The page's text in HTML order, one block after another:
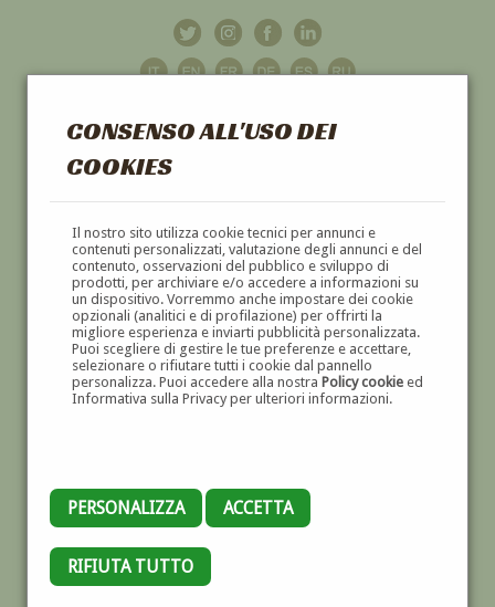
CONSENSO ALL'USO DEI
COOKIES
Il nostro sito utilizza cookie tecnici per annunci e
contenuti personalizzati, valutazione degli annunci e del
contenuto, osservazioni del pubblico e sviluppo di
prodotti, per archiviare e/o accedere a informazioni su
un dispositivo. Vorremmo anche impostare dei cookie
opzionali (analitici e di profilazione) per offrirti la
migliore esperienza e inviarti pubblicità personalizzata.
Puoi scegliere di gestire le tue preferenze e accettare,
selezionare o rifiutare tutti i cookie dal pannello
personalizza. Puoi accedere alla nostra Policy cookieed
Informativa sulla Privacy per ulteriori informazioni.
PERSONALIZZA ACCETTA
RIFIUTA TUTTO
GALLERIAD'ARTE
DIPINTI E SCULTURE '800 E '900
MANICHINO